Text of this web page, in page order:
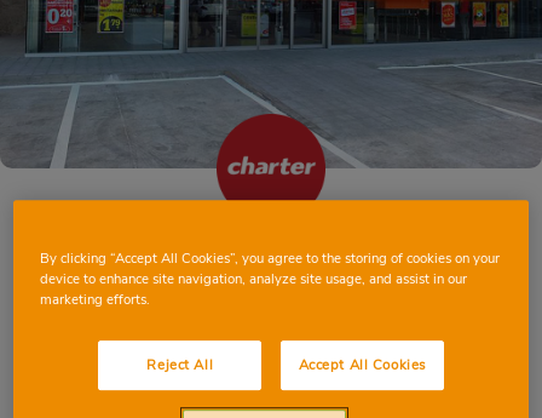
ALICANTE MÚSICO JOSÉ TORREGROSA
ALICANTE, ALICANTE
624 01 72 62
By clicking “Accept All Cookies”, you agree to the storing of cookies on your
device to enhance site navigation, analyze site usage, and assist in our
marketing efforts.
Reject All Accept All Cookies